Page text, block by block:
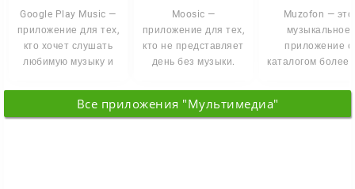
Google Play Music —
приложение для тех,
кто хочет слушать
любимую музыку и
свежие
Moosic —
приложение для тех,
кто не представляет
день без музыки.
большая коллекция
Muzofon — это
музыкальное
приложение с
каталогом более
мелодий.
Все приложения "Мультимедиа"